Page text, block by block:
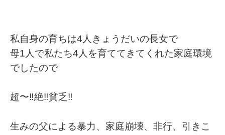
私自身の育ちは4人きょうだいの長女で
母1人で私たち4人を育ててきてくれた家庭環境
でしたので
超〜‼️絶‼️貧乏‼️
生みの父による暴力、家庭崩壊、非行、引きこ